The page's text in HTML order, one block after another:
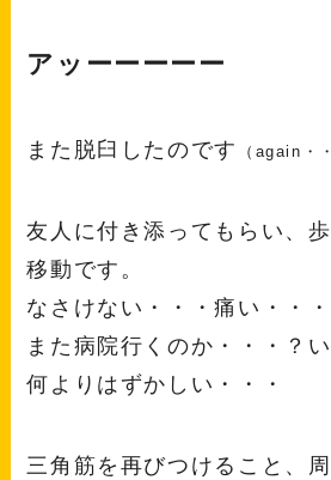
アッーーーーー
また脱臼したのです （again・
友人に付き添ってもらい、
移動です。
なさけない・・・痛い・・・
また病院行くのか・・・？
何よりはずかしい・・・
三角筋を再びつけること、